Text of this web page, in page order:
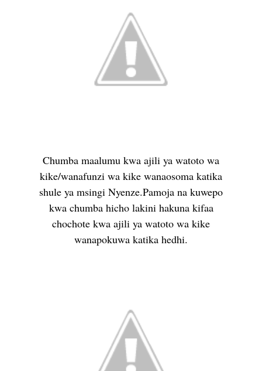
Chumba maalumu kwa ajili ya watoto wa
kike/wanafunzi wa kike wanaosoma katika
shule ya msingi Nyenze.Pamoja na kuwepo
kwa chumba hicho lakini hakuna kifaa
chochote kwa ajili ya watoto wa kike
wanapokuwa katika hedhi.